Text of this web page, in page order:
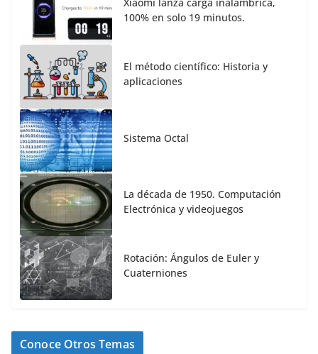
Xiaomi lanza carga inalámbrica,
100% en solo 19 minutos.
El método científico: Historia y
aplicaciones
Sistema Octal
La década de 1950. Computación
Electrónica y videojuegos
Rotación: Ángulos de Euler y
Cuaterniones
Conoce Otros Temas